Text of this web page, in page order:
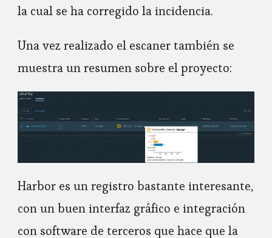
la cual se ha corregido la incidencia.
Una vez realizado el escaner también se
muestra un resumen sobre el proyecto:
Harbor es un registro bastante interesante,
con un buen interfaz gráfico e integración
con software de terceros que hace que la